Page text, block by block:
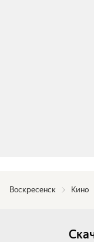
Воскресенск Кино